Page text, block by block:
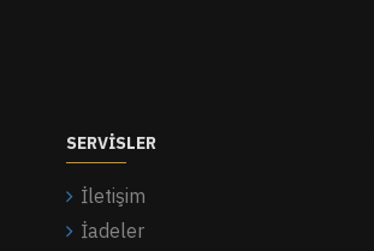
SERVISLER
İletişim
İadeler